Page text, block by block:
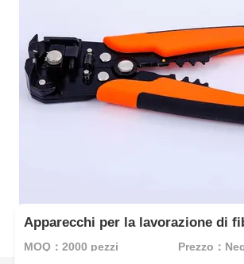
Apparecchi per la lavorazione di
MOQ：2000 pezzi Prezzo：